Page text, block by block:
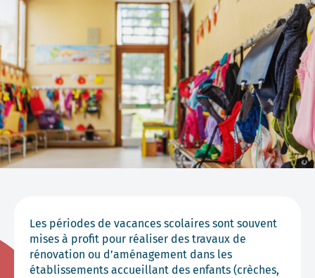
Les périodes de vacances scolaires sont souvent
mises à profit pour réaliser des travaux de
rénovation ou d’aménagement dans les
établissements accueillant des enfants (crèches,